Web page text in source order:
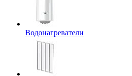
Водонагреватели